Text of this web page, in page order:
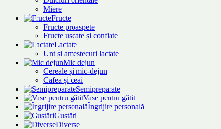
Miere
Fructe
Fructe proaspete
Fructe uscate și confiate
Lactate
Unt și amestecuri lactate
Mic dejun
Cereale și mic-dejun
Cafea și ceai
Semipreparate
Vase pentru gătit
Îngrijire personală
Gustări
Diverse